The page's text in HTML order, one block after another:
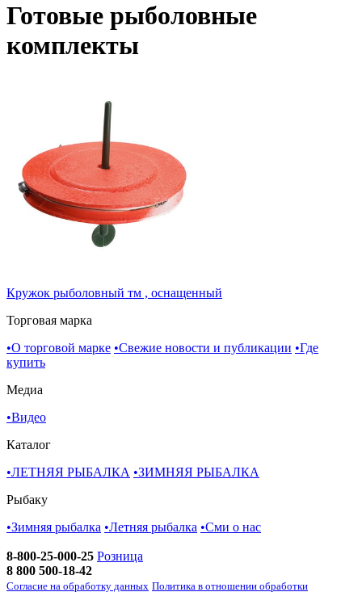
Готовые рыболовные
комплекты
Кружок рыболовный тм , оснащенный
Торговая марка
•О торговой марке •Свежие новости и публикации •Где
купить
Медиа
•Видео
Каталог
•ЛЕТНЯЯ РЫБАЛКА •ЗИМНЯЯ РЫБАЛКА
Рыбаку
•Зимняя рыбалка •Летняя рыбалка •Cми о нас
8-800-25-000-25 Розница
8 800 500-18-42
Согласие на обработку данных Политика в отношении обработки